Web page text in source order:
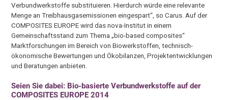
Verbundwerkstoffe substituieren. Hierdurch würde eine relevante
Menge an Treibhausgasemissionen eingespart“, so Carus. Auf der
COMPOSITES EUROPE wird das nova-Institut in einem
Gemeinschaftsstand zum Thema „bio-based composites“
Marktforschungen im Bereich von Biowerkstoffen, technisch-
ökonomische Bewertungen und Ökobilanzen, Projektentwicklungen
und Beratungen anbieten.
Seien Sie dabei: Bio-basierte Verbundwerkstoffe auf der
COMPOSITES EUROPE 2014